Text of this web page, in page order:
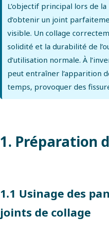
L’objectif principal lors de
d’obtenir un joint
visible. Un collage
solidité et la durabilité de
d’utilisation normale. À
peut entraîner l’apparition
temps, provoquer des
1. Préparation
1.1 Usinage des
joints de collage